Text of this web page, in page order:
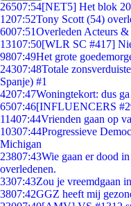
26507:54[NET5] Het blok
1207:52Tony Scott (54)
6007:51Overleden Acteurs
13107:50[WLR SC #417]
9807:49Het grote
24307:48Totale
Spanje) #1
4207:47Woningtekort: dus
6507:46[INFLUENCERS
11407:44Vrienden gaan op
10307:44Progressieve
Michigan
23807:43Wie gaan er dood
overledenen.
3307:43Zou je vreemdgaan
3807:42GGZ heeft mij